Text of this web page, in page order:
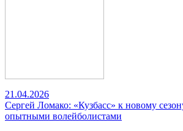
21.04.2026
Сергей Ломако: «Кузбасс» к новому
опытными волейболистами